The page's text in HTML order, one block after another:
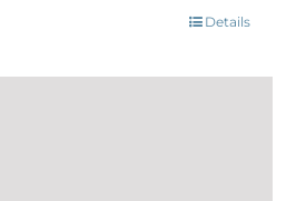
Details